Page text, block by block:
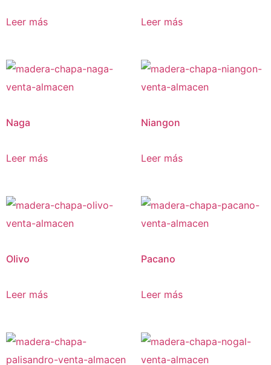
Leer más Leer más
Naga
Leer más
Niangon
Leer más
Olivo
Leer más
Pacano
Leer más